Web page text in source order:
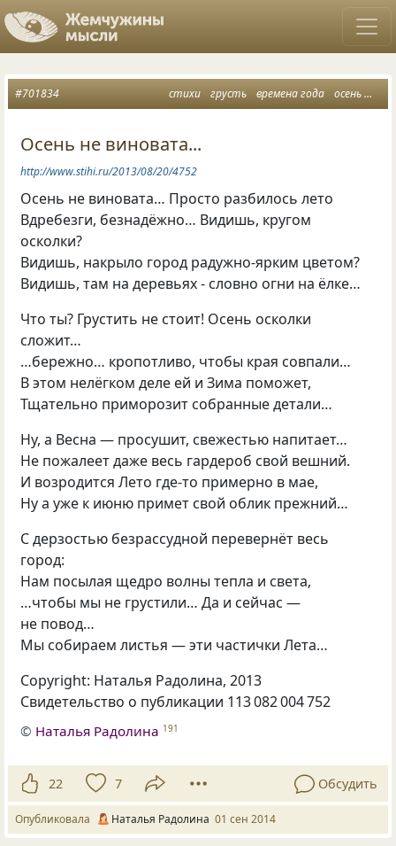
стихи грусть времена года осень
#701834
Осень не виновата...
http://www.stihi.ru/2013/08/20/4752
Осень не виновата… Просто разбилось лето
Вдребезги, безнадёжно… Видишь, кругом
осколки?
Видишь, накрыло город радужно-ярким цветом?
Видишь, там на деревьях - словно огни на ёлке…
Что ты? Грустить не стоит! Осень осколки
сложит…
…бережно… кропотливо, чтобы края совпали…
В этом нелёгком деле ей и Зима поможет,
Тщательно приморозит собранные детали…
Ну, а Весна — просушит, свежестью напитает…
Не пожалеет даже весь гардероб свой вешний.
И возродится Лето где-то примерно в мае,
Ну а уже к июню примет свой облик прежний…
С дерзостью безрассудной перевернёт весь
город:
Нам посылая щедро волны тепла и света,
…чтобы мы не грустили… Да и сейчас —
не повод…
Мы собираем листья — эти частички Лета…
Copyright: Наталья Радолина, 2013
Свидетельство о публикации 113 082 004 752
© Наталья Радолина 191
22 7 Обсудить
Опубликовала Наталья Радолина 01 сен 2014